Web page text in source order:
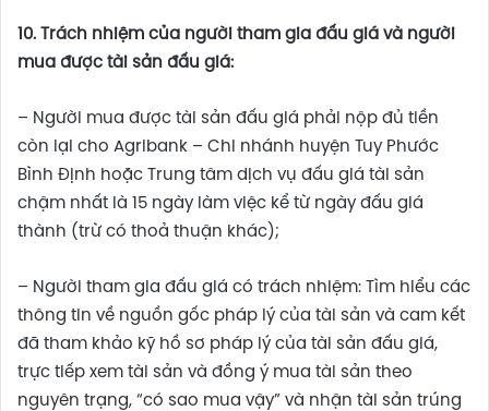
10. Trách nhiệm của người tham gia đấu giá và người
mua được tài sản đấu giá:
– Người mua được tài sản đấu giá phải nộp đủ tiền
còn lại cho Agribank – Chi nhánh huyện Tuy Phước
Bình Định hoặc Trung tâm dịch vụ đấu giá tài sản
chậm nhất là 15 ngày làm việc kể từ ngày đấu giá
thành (trừ có thoả thuận khác);
– Người tham gia đấu giá có trách nhiệm: Tìm hiểu các
thông tin về nguồn gốc pháp lý của tài sản và cam kết
đã tham khảo kỹ hồ sơ pháp lý của tài sản đấu giá,
trực tiếp xem tài sản và đồng ý mua tài sản theo
nguyên trạng, “có sao mua vậy” và nhận tài sản trúng